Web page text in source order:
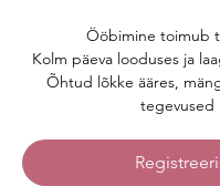
Ööbimine toimub
Kolm päeva looduses ja
Õhtud lõkke ääres,
tegevused
Registreeri